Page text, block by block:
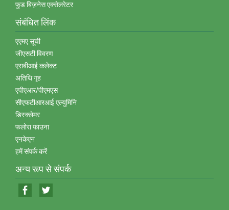
फुड बिज़नेस एक्‍सेलरेटर
संबंधित लिंक
एएमए सूची
जीएसटी विवरण
एसबीआई कलेक्‍ट
अतिथि गृह
एपीएआर/पीएमएस
सीएफटीआरआई एल्‍युमिनि
डिस्‍क्‍लेमर
फलोरा फाउना
एनकेएन
हमें संपर्क करें
अन्‍य रूप से संपर्क